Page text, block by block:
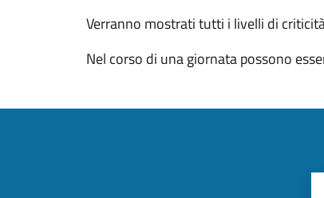
Verranno mostrati tutti i livelli di
Nel corso di una giornata possono